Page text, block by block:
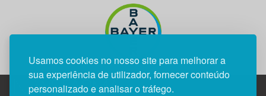
Usamos cookies no nosso site para melhorar a
sua experiência de utilizador, fornecer conteúdo
personalizado e analisar o tráfego.